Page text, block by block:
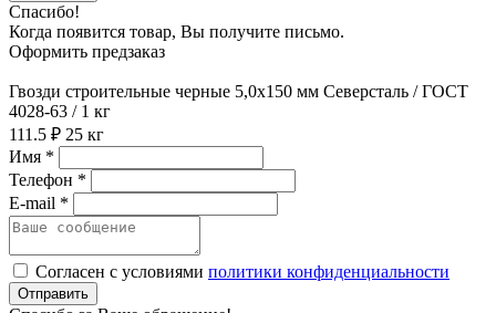
Спасибо!
Когда появится товар, Вы получите письмо.
Оформить предзаказ
Гвозди строительные черные 5,0х150 мм Северсталь / ГОСТ
4028-63 / 1 кг
111.5 ₽ 25 кг
Имя *
Телефон *
E-mail *
Согласен с условиями политики конфиденциальности
Отправить